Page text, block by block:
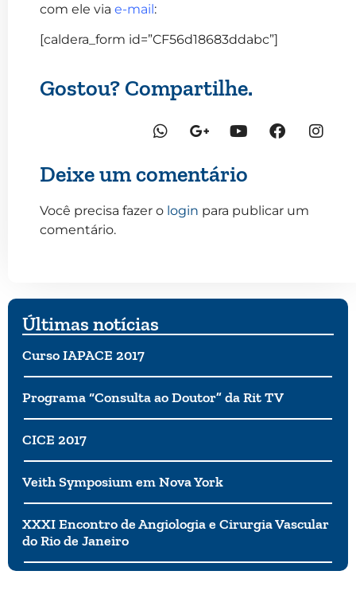
com ele via e-mail:
[caldera_form id=”CF56d18683ddabc”]
Gostou? Compartilhe.
Deixe um comentário
Você precisa fazer o login para publicar um
comentário.
Últimas notícias
Curso IAPACE 2017
Programa “Consulta ao Doutor” da Rit TV
CICE 2017
Veith Symposium em Nova York
XXXI Encontro de Angiologia e Cirurgia Vascular
do Rio de Janeiro